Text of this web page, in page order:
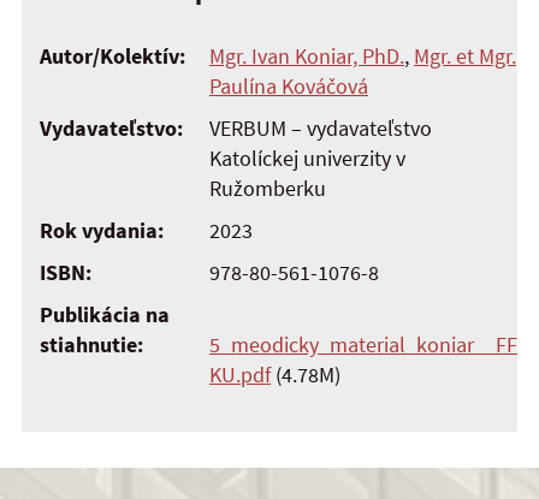
Autor/Kolektív: Mgr. Ivan Koniar, PhD., Mgr. et Mgr.
Paulína Kováčová
Vydavateľstvo:
VERBUM – vydavateľstvo
Katolíckej univerzity v
Ružomberku
Rok vydania:
2023
ISBN:
978-80-561-1076-8
Publikácia na
stiahnutie:
5_meodicky_material_koniar__FF
KU.pdf(4.78M)